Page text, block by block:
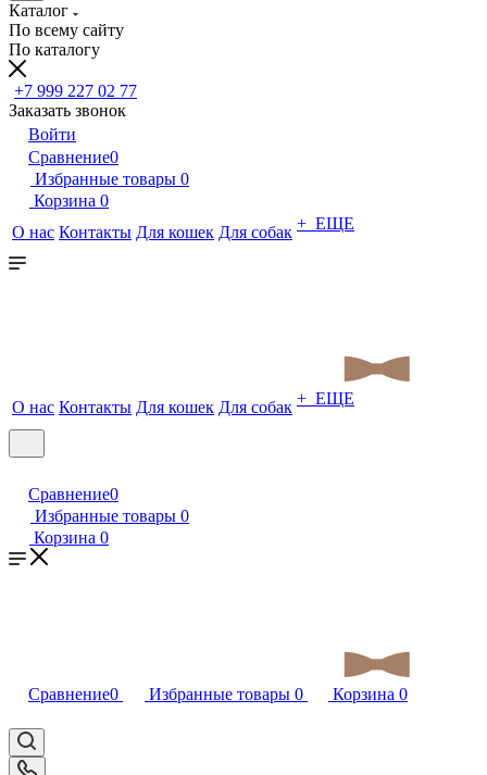
Каталог
По всему сайту
По каталогу
+7 999 227 02 77
Заказать звонок
Войти
Сравнение0
Избранные товары 0
Корзина 0
О нас Контакты Для кошек Для собак + ЕЩЕ
О нас Контакты Для кошек Для собак + ЕЩЕ
Сравнение0
Избранные товары 0
Корзина 0
Сравнение0 Избранные товары 0 Корзина 0